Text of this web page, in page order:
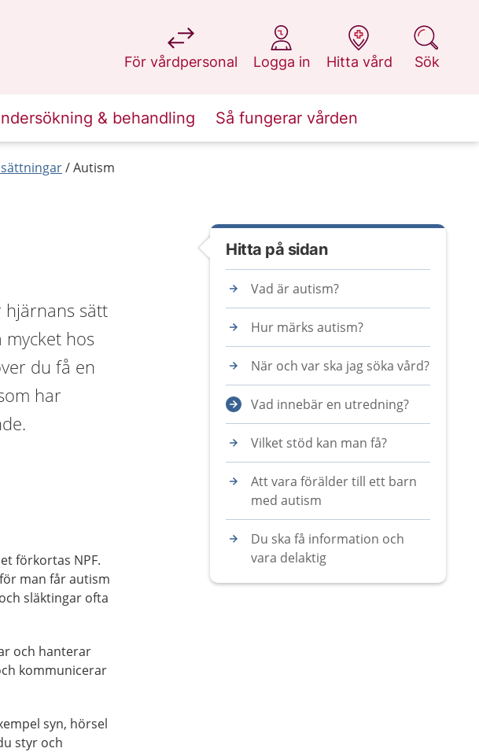
För vårdpersonal
på 1177.se
Logga in
på 1177.se
Hitta vård
på 1177.se
Sök
på 1177.se
& behandling Så fungerar vården
Autism
sätt
hos
du få en
har
förkortas NPF.
man får autism
släktingar ofta
och hanterar
kommunicerar
syn, hörsel
styr och
Hitta på sidan
Vad är autism?
Hur märks autism?
När och var ska jag söka vård?
Vad innebär en utredning?
Vilket stöd kan man få?
Att vara förälder till ett barn
med autism
Du ska få information och
vara delaktig